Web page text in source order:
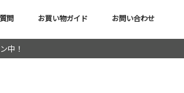
問 お買い物ガイド お問い合わせ
中！